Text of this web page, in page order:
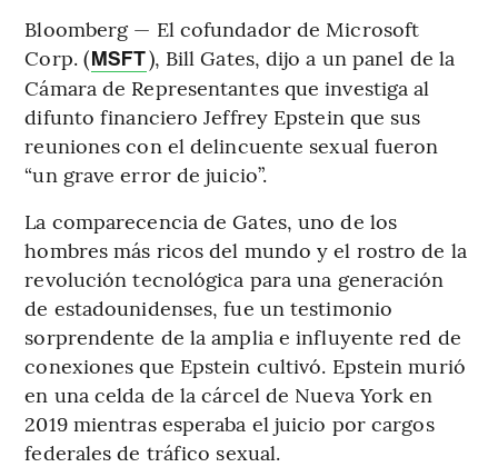
Bloomberg — El cofundador de Microsoft
Corp. (MSFT), Bill Gates, dijo a un panel de la
Cámara de Representantes que investiga al
difunto financiero Jeffrey Epstein que sus
reuniones con el delincuente sexual fueron
“un grave error de juicio”.
La comparecencia de Gates, uno de los
hombres más ricos del mundo y el rostro de la
revolución tecnológica para una generación
de estadounidenses, fue un testimonio
sorprendente de la amplia e influyente red de
conexiones que Epstein cultivó. Epstein murió
en una celda de la cárcel de Nueva York en
2019 mientras esperaba el juicio por cargos
federales de tráfico sexual.